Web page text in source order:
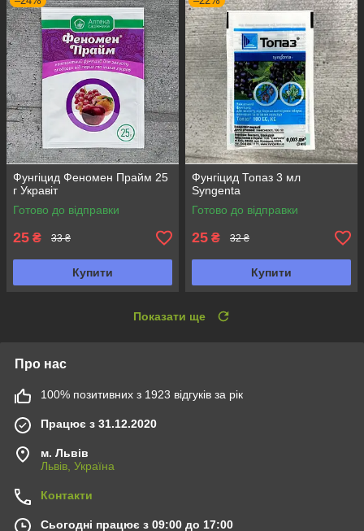
Фунгіцид Феномен Прайм 25
г Укравіт
Готово до відправки
25 ₴ 33 ₴
Купити
Фунгіцид Топаз 3 мл
Syngenta
Готово до відправки
25 ₴ 32 ₴
Купити
Показати ще
Про нас
100% позитивних з 1923 відгуків за рік
Працює з 31.12.2020
м. Львів
Львів, Україна
Контакти
Сьогодні працює з 09:00 до 17:00